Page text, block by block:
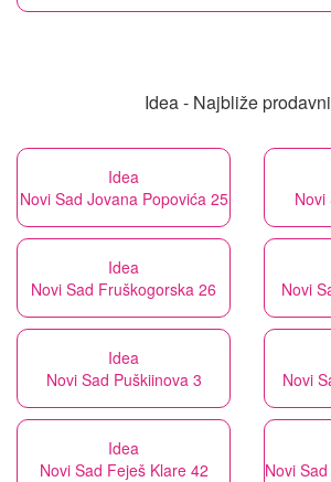
Idea - Najbliže
Idea
Novi Sad Jovana Popovića 25
Novi
Idea
Novi Sad Fruškogorska 26
Novi
Idea
Novi Sad Puškiinova 3
Novi
Idea
Novi Sad Feješ Klare 42
Novi